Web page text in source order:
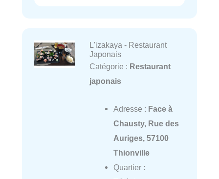
L'izakaya - Restaurant
Japonais
Catégorie : Restaurant
japonais
Adresse : Face à
Chausty, Rue des
Auriges, 57100
Thionville
Quartier :